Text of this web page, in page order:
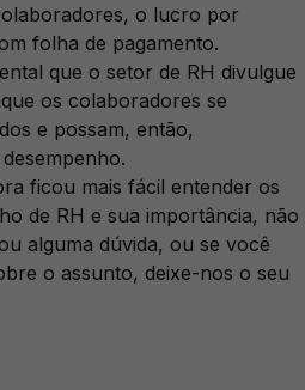
o lucro por
folha de pagamento.
que o setor de RH divulgue
os colaboradores se
e possam, então,
ficou mais fácil entender os
de RH e sua importância, não
alguma dúvida, ou se você
o assunto, deixe-nos o seu